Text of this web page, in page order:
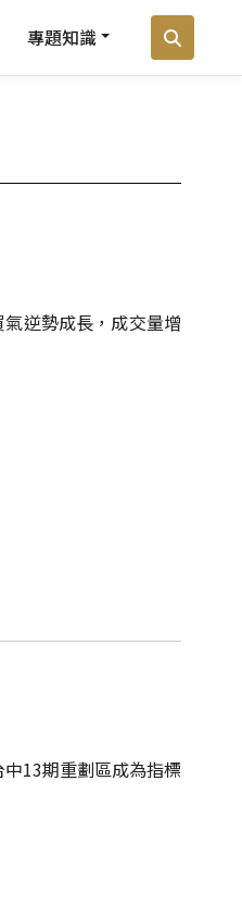
專題知識
逆勢成長，成交量增
13期重劃區成為指標